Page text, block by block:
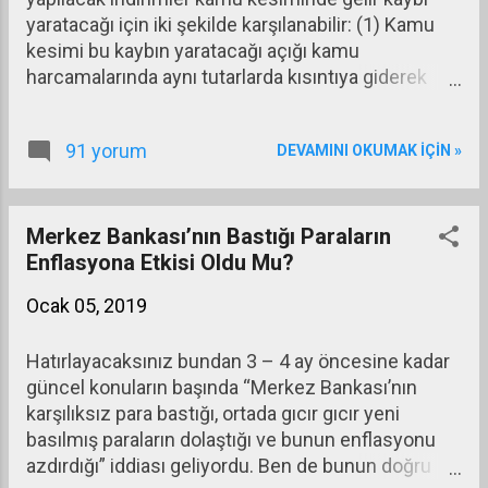
büyümenin düşmesiyle sonuçlandı. Üçüncü
çeyrekte yüzde 1,6 olan büyümenin son çeyrekte
eksi çıkması bekleniyor. Bu küçülme büyük olasılı...
yaratacağı için iki şekilde karşılanabilir: (1) Kamu
kesimi bu kaybın yaratacağı açığı kamu
harcamalarında aynı tutarlarda kısıntıya giderek
yaparak ya da kamu borçlanmasını artırarak
indirimlerle ortaya çıkan kamu gelir kaybının kamu
harcamalarında kısıntıyla karşılanması halinde
büyüme ve enflasyon açısından fazla bir etki
harcamalarının yerini geliri artan özel kesim ve
pek bir şey değişmez. Değişen tek şey kamu
kesiminin harcayacağı alanlar ile ötekilerin
harcayacağı alanların farklılığı olur. Bu farklılık
nedeniyle küçük çapta olumlu ya da olumsuz
değişiklikler görülebilir.
91 yorum DEVAMINI OKUMAK IÇIN »
Merkez Bankası’nın Bastığı Paraların
Enflasyona Etkisi Oldu Mu?
Ocak 05, 2019
Hatırlayacaksınız bundan 3 – 4 ay öncesine kadar
güncel konuların başında “Merkez Bankası’nın
karşılıksız para bastığı, ortada gıcır gıcır yeni
basılmış paraların dolaştığı ve bunun enflasyonu
azdırdığı” iddiası geliyordu. Ben de bunun doğru